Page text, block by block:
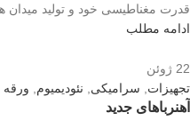
قدرت مغناطیسی خود و تولید میدان
ادامه مطلب
22 ژوئن
تجهیزات
سرامیکی نئودیمیوم ورقه
آهنرباهای جدید